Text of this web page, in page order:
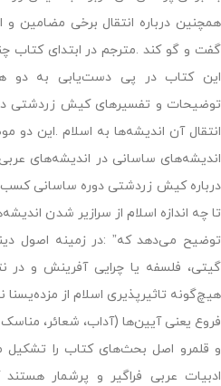
همچنین درباره انتقال برخی مضامین و
گفت و گو کند .مترجم در ابتدای کتاب
این کتاب در پی دست‌یابی به دو
توضیحات و تفسیرهای کیش زردشتی
انتقال آن اندیشه‌ها به اسلام .این دو
اندیشه‌های ساسانی در اندیشه‌های
درباره کیش زردشتی دوره ساسانی کسب
تا چه اندازه اسلام از سرازیر شدن
توضیح می‌دهد که” :در زمینه اصول
گیتی، فلسفه یا چرایی آفرینش و در
هیچ‌گونه تاثیرپذیری اسلام از
فروع یعنی آیین‌ها (آداب، شعائر،
و قلمرو اصل بحث‌های کتاب را تشکیل
ادبیات عربی فراگیر و پرشمار